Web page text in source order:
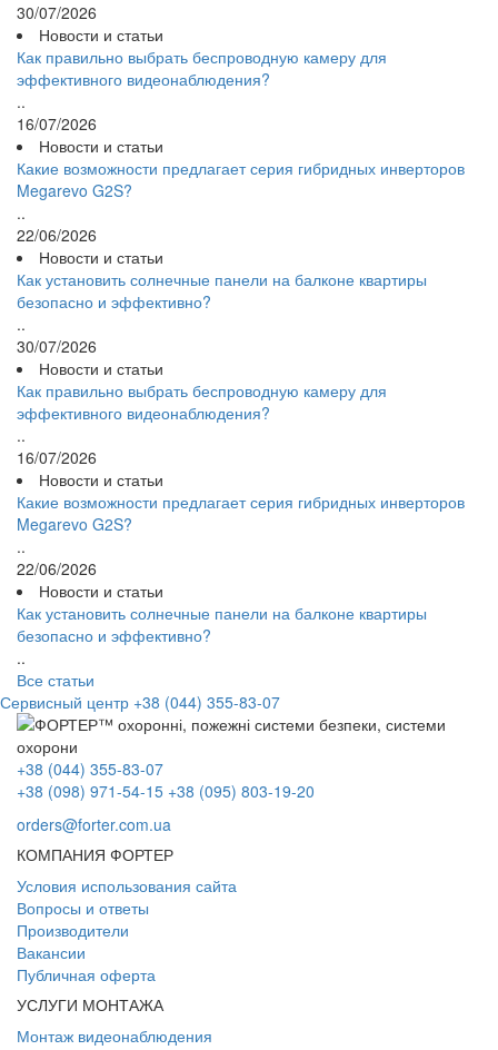
30/07/2026
Новости и статьи
Как правильно выбрать беспроводную камеру для
эффективного видеонаблюдения?
..
16/07/2026
Новости и статьи
Какие возможности предлагает серия гибридных инверторов
Megarevo G2S?
..
22/06/2026
Новости и статьи
Как установить солнечные панели на балконе квартиры
безопасно и эффективно?
..
30/07/2026
Новости и статьи
Как правильно выбрать беспроводную камеру для
эффективного видеонаблюдения?
..
16/07/2026
Новости и статьи
Какие возможности предлагает серия гибридных инверторов
Megarevo G2S?
..
22/06/2026
Новости и статьи
Как установить солнечные панели на балконе квартиры
безопасно и эффективно?
..
Все статьи
Сервисный центр +38 (044) 355-83-07
+38 (044) 355-83-07
+38 (098) 971-54-15 +38 (095) 803-19-20
orders@forter.com.ua
КОМПАНИЯ ФОРТЕР
Условия использования сайта
Вопросы и ответы
Производители
Вакансии
Публичная оферта
УСЛУГИ МОНТАЖА
Монтаж видеонаблюдения